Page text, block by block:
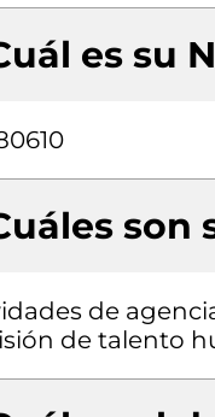
es su
son
de
de talento